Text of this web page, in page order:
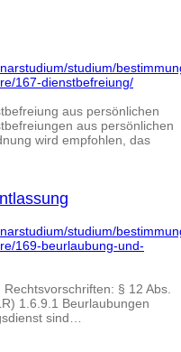
studium/
167-dienstbefreiung/
aus persönlichen
aus persönlichen
wird empfohlen, das
studium/
169-beurlaubung-und-
§ 12 Abs.
1.6.9.1 Beurlaubungen
sind…